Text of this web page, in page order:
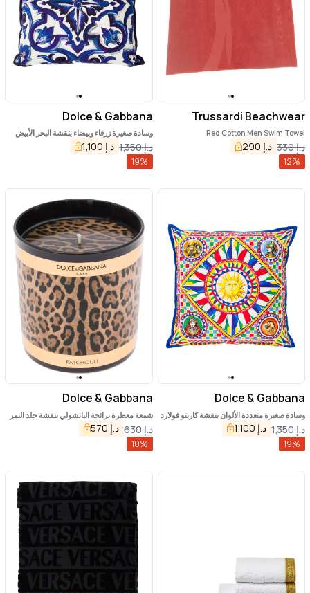
Trussardi Beachwear
Red Cotton Men Swim Towel
د.إ330 د.إ 290
12%
Dolce & Gabbana
وسادة صغيرة زرقاء وبيضاء بنقشة البحر الأبيض
المتوسط الزرقاء من القطن من دولتشي آند غاباناد.إ1,350 د.إ 1,100
19%
Dolce & Gabbana
وسادة صغيرة متعددة الألوان بنقشة كاريتو فولارد
من القطن من دولتشي آند غاباناد.إ1,350 د.إ 1,100
19%
Dolce & Gabbana
شمعة معطرة برائحة الباتشولي بنقشة جلد النمر
د.إ630 د.إ 570
10%